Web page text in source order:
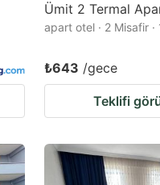
Ümit 2 Termal
apart otel · 2 Misafir ·
₺643 /gece
Teklifi